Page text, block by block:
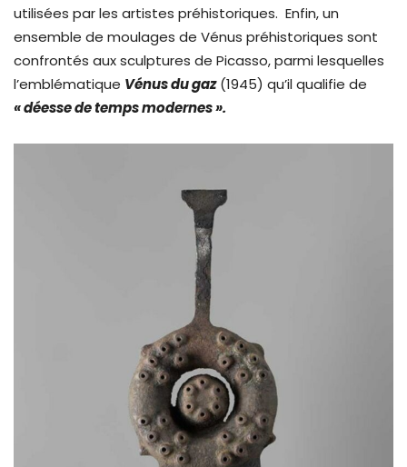
utilisées par les artistes préhistoriques. Enfin, un
ensemble de moulages de Vénus préhistoriques sont
confrontés aux sculptures de Picasso, parmi lesquelles
l’emblématique Vénus du gaz(1945) qu’il qualifie de
« déesse de temps modernes ».